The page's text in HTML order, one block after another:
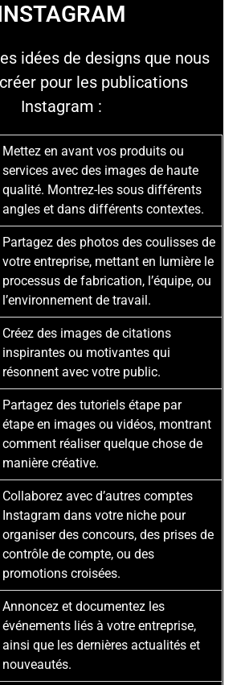
idées de designs que nous
pour les publications
Instagram :
Mettez en avant vos produits ou
services avec des images de haute
qualité. Montrez-les sous différents
angles et dans différents contextes.
Partagez des photos des coulisses de
votre entreprise, mettant en lumière le
processus de fabrication, l’équipe, ou
l’environnement de travail.
Créez des images de citations
inspirantes ou motivantes qui
résonnent avec votre public.
Partagez des tutoriels étape par
étape en images ou vidéos, montrant
comment réaliser quelque chose de
manière créative.
Collaborez avec d’autres comptes
Instagram dans votre niche pour
organiser des concours, des prises de
contrôle de compte, ou des
promotions croisées.
Annoncez et documentez les
événements liés à votre entreprise,
ainsi que les dernières actualités et
nouveautés.